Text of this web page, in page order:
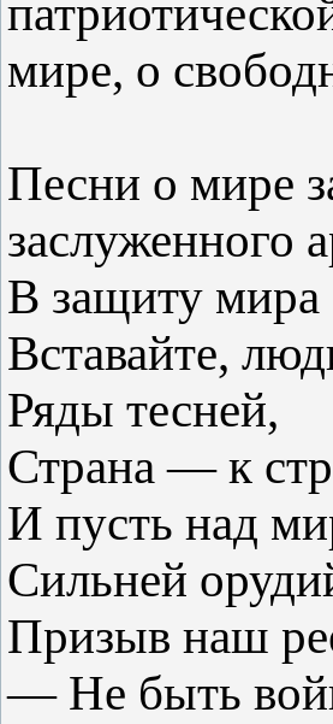
мире, о
Песни о мире
заслуженного
В защиту мира
Вставайте,
Ряды тесней,
Страна — к
И пусть над
Сильней
Призыв наш
— Не быть